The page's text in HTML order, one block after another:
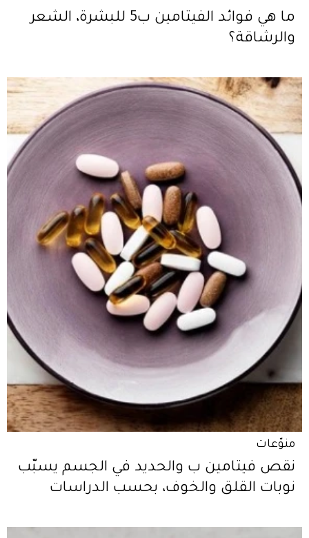
ما هي فوائد الفيتامين ب5 للبشرة، الشعر
والرشاقة؟
منوّعات
نقص فيتامين ب والحديد في الجسم يسبّب
نوبات القلق والخوف، بحسب الدراسات